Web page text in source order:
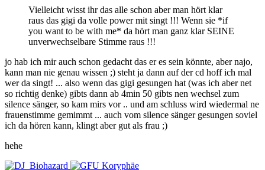
Vielleicht wisst ihr das alle schon aber man hört klar
raus das gigi da volle power mit singt !!! Wenn sie *if
you want to be with me* da hört man ganz klar SEINE
unverwechselbare Stimme raus !!!
jo hab ich mir auch schon gedacht das er es sein könnte, aber najo,
kann man nie genau wissen ;) steht ja dann auf der cd hoff ich mal
wer da singt! ... also wenn das gigi gesungen hat (was ich aber net
so richtig denke) gibts dann ab 4min 50 gibts nen wechsel zum
silence sänger, so kam mirs vor .. und am schluss wird wiedermal ne
frauenstimme gemimmt ... auch vom silence sänger gesungen soviel
ich da hören kann, klingt aber gut als frau ;)
hehe